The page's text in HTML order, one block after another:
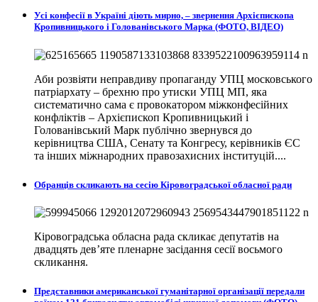
Усі конфесії в Україні діють мирно, – звернення Архієпископа
Кропивницького і Голованівського Марка (ФОТО, ВІДЕО)
Аби розвіяти неправдиву пропаганду УПЦ московського
патріархату – брехню про утиски УПЦ МП, яка
систематично сама є провокатором міжконфесійних
конфліктів – Архієпископ Кропивницький і
Голованівський Марк публічно звернувся до
керівництва США, Сенату та Конгресу, керівників ЄС
та інших міжнародних правозахисних інституцій....
Обранців скликають на сесію Кіровоградської обласної ради
Кіровоградська обласна рада скликає депутатів на
двадцять дев’яте пленарне засідання сесії восьмого
скликання.
Представники американської гуманітарної організації передали